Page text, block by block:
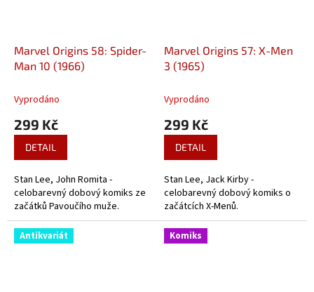
Marvel Origins 58: Spider-
Man 10 (1966)
Vyprodáno
299 Kč
DETAIL
Stan Lee, John Romita -
celobarevný dobový komiks ze
začátků Pavoučího muže.
Marvel Origins 57: X-Men
3 (1965)
Vyprodáno
299 Kč
DETAIL
Stan Lee, Jack Kirby -
celobarevný dobový komiks o
začátcích X-Menů.
Antikvariát Komiks